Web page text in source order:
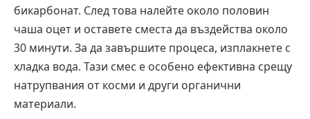
бикарбонат. След това налейте около половин
чаша оцет и оставете сместа да въздейства около
30 минути. За да завършите процеса, изплакнете с
хладка вода. Тази смес е особено ефективна срещу
натрупвания от косми и други органични
материали.